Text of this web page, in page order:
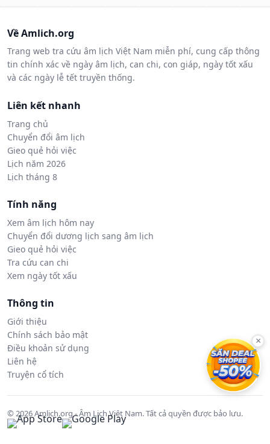
Về Amlich.org
Trang web tra cứu âm lịch Việt Nam miễn phí, cung cấp thông
tin chính xác về ngày âm lịch, can chi, con giáp, ngày tốt xấu
và các ngày lễ tết truyền thống.
Liên kết nhanh
Trang chủ
Chuyển đổi âm lịch
Gieo quẻ hỏi việc
Lịch năm 2026
Lịch tháng 8
Tính năng
Xem âm lịch hôm nay
Chuyển đổi dương lịch sang âm lịch
Gieo quẻ hỏi việc
Tra cứu can chi
Xem ngày tốt xấu
Thông tin
Giới thiệu
Chính sách bảo mật
Điều khoản sử dụng
Liên hệ
Truyện cổ tích
© 2026 Amlich.org - Âm Lịch Việt Nam. Tất cả quyền được bảo lưu.
×